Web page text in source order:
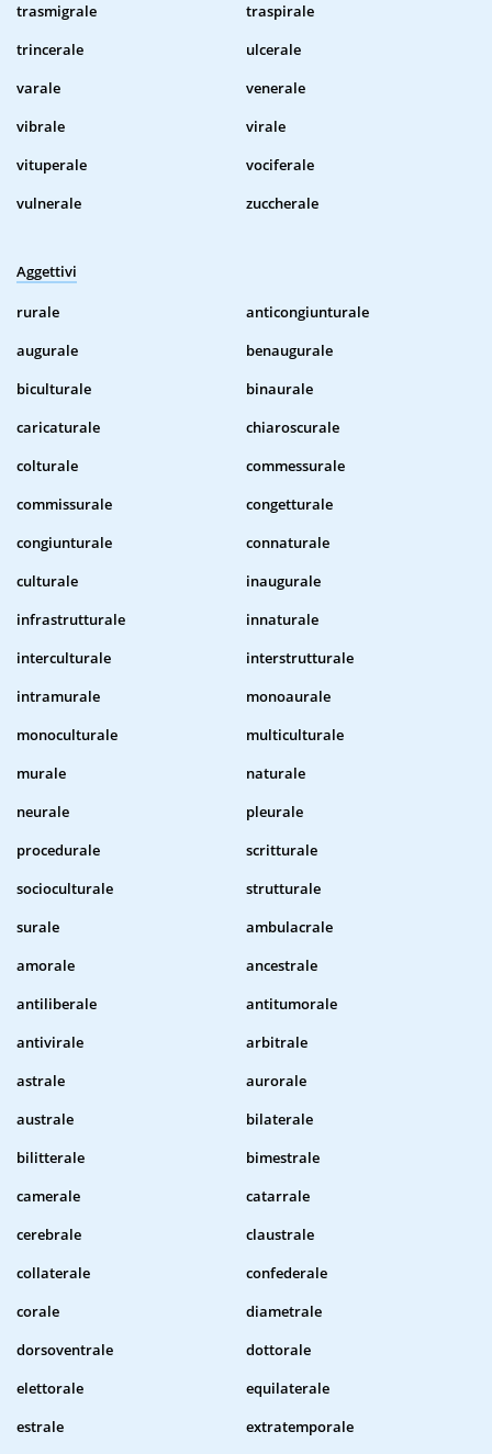
trasmigrale
traspirale
trincerale
ulcerale
varale
venerale
vibrale
virale
vituperale
vociferale
vulnerale
zuccherale
Aggettivi
rurale
anticongiunturale
augurale
benaugurale
biculturale
binaurale
caricaturale
chiaroscurale
colturale
commessurale
commissurale
congetturale
congiunturale
connaturale
culturale
inaugurale
infrastrutturale
innaturale
interculturale
interstrutturale
intramurale
monoaurale
monoculturale
multiculturale
murale
naturale
neurale
pleurale
procedurale
scritturale
socioculturale
strutturale
surale
ambulacrale
amorale
ancestrale
antiliberale
antitumorale
antivirale
arbitrale
astrale
aurorale
australe
bilaterale
bilitterale
bimestrale
camerale
catarrale
cerebrale
claustrale
collaterale
confederale
corale
diametrale
dorsoventrale
dottorale
elettorale
equilaterale
estrale
extratemporale